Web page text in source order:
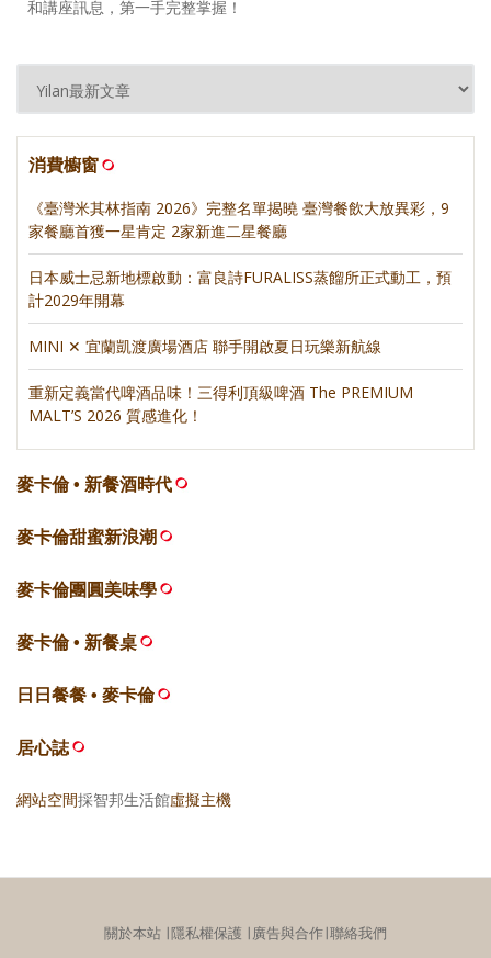
和講座訊息，第一手完整掌握！
消費櫥窗
《臺灣米其林指南 2026》完整名單揭曉 臺灣餐飲大放異彩，9
家餐廳首獲一星肯定 2家新進二星餐廳
日本威士忌新地標啟動：富良詩FURALISS蒸餾所正式動工，預
計2029年開幕
MINI ✕ 宜蘭凱渡廣場酒店 聯手開啟夏日玩樂新航線
重新定義當代啤酒品味！三得利頂級啤酒 The PREMIUM
MALT’S 2026 質感進化！
麥卡倫 • 新餐酒時代
麥卡倫甜蜜新浪潮
麥卡倫團圓美味學
麥卡倫 • 新餐桌
日日餐餐 • 麥卡倫
居心誌
網站空間採智邦生活館虛擬主機
關於本站 ∣隱私權保護 ∣ 廣告與合作∣聯絡我們